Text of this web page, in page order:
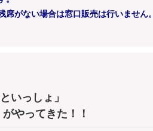
がない場合は窓口販売は行いません
いっしょ」
やってきた！！